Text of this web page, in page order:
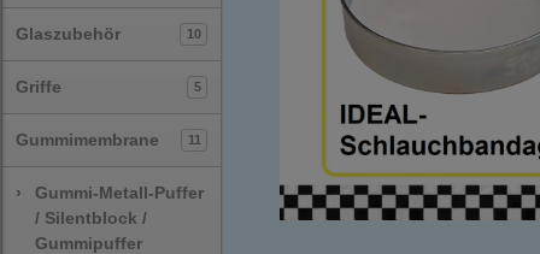
Glaszubehör 10
Griffe 5
Gummimembrane 11
›
Gummi-Metall-Puffer
/ Silentblock /
Gummipuffer